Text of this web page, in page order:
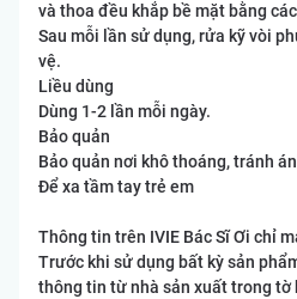
và thoa đều khắp bề mặt bằng
Sau mỗi lần sử dụng, rửa kỹ vòi
vệ.
Liều dùng
Dùng 1-2 lần mỗi ngày.
Bảo quản
Bảo quản nơi khô thoáng, tránh
Để xa tầm tay trẻ em
Thông tin trên IVIE Bác Sĩ Ơi chỉ
Trước khi sử dụng bất kỳ sản
thông tin từ nhà sản xuất trong tờ